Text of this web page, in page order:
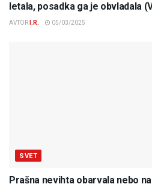
letala, posadka ga je obvladala
AVTOR I.R. 05/03/2025
SVET
Prašna nevihta obarvala nebo